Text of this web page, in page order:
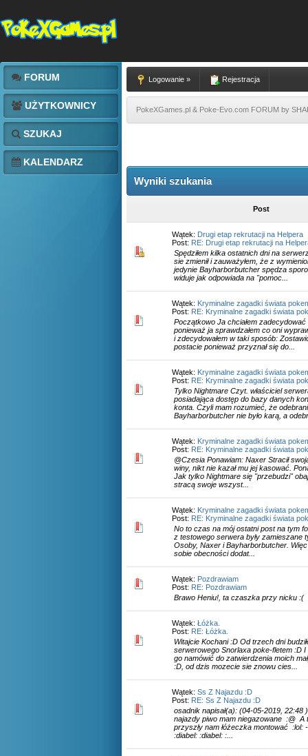
FORUM
UŻYTKOWNICY
SZUKAJ
KALENDARZ
Logowanie » Rejestracja
PokeXGames.pl & Poke-Evo.com FORUM by
Wyniki szukania
Post
Wątek: Drugi etap rekrutacji na Helpera
Post: RE: Drugi etap rekrutacji na
Spędziłem kilka ostatnich dni na
sie zmienił i zauważyłem, że z
jedynie Bayharborbutcher spędza
widuje jak odpowiada na "pomoc...
Wątek: Kryminalne zagadki świata
Post: RE: Kryminalne zagadki świata
Początkowo Ja chciałem
ponieważ ja sprawdzałem co oni
i zdecydowałem w taki sposób:
postacie ponieważ przyznał się do...
Wątek: Kryminalne zagadki świata
Post: RE: Kryminalne zagadki świata
Tylko Nightmare Czyt. właściciel
posiadająca dostęp do bazy danych
konta. Czyli mam rozumieć, że
Bayharborbutcher nie było karą, a
Wątek: Kryminalne zagadki świata
Post: RE: Kryminalne zagadki świata
@Czesia Ponawiam: Naxer Stracił
winy, nikt nie kazał mu jej kasować.
Jak tylko Nightmare się "przebudzi"
stracą swoje wszyst...
Wątek: Kryminalne zagadki świata
Post: RE: Kryminalne zagadki świata
No to czas na mój ostatni post na tym
z testowego serwera były zamieszane
Osoby, Naxer i Bayharborbutcher.
sobie obecności dodat...
Wątek: Pozdrawiam
Post: RE: Pozdrawiam
Brawo Heniu!, ta czaszka przy nicku :(
Wątek: Łóżka.
Post: RE: Łóżka.
Witajcie Kochani :D Od trzech dni
serwerowego Snorlaxa poke-fletem :D
go namówić do zatwierdzenia moich
:D, od dzis mozecie sie znowu cies...
Wątek: Ss Z Najazdu :D
Post: RE: Ss Z Najazdu :D
osadnik napisał(a): (04-05-2019, 22:48
najazdy piwo mam niegazowane :@ A
przyszły nam łóżeczka montować :lol:
:diabel: :diabel: :...